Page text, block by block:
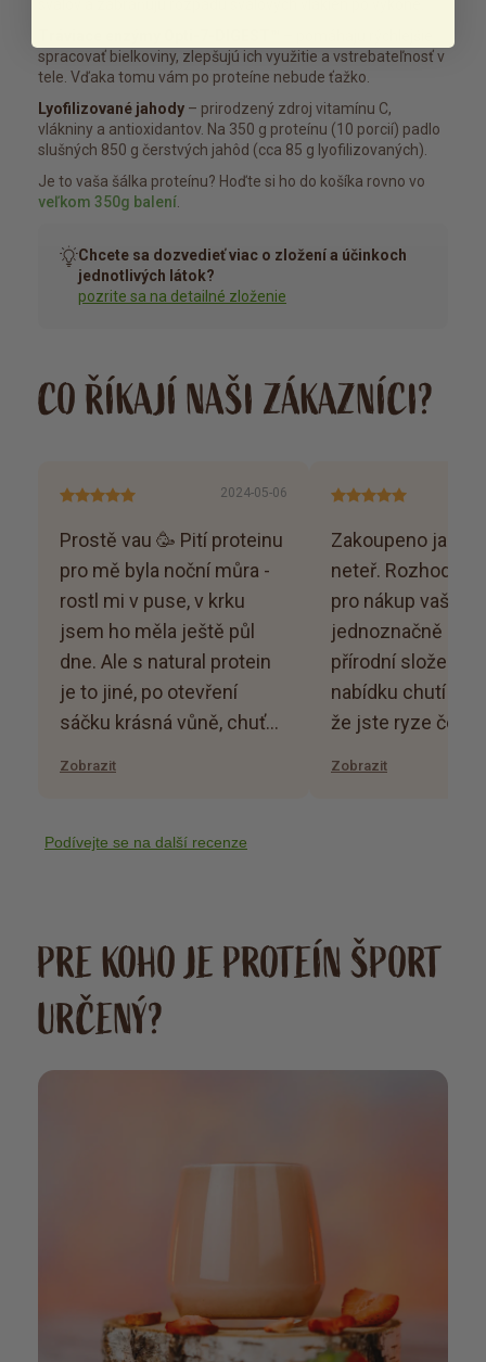
spracovať bielkoviny, zlepšujú ich využitie a vstrebateľnosť v
tele. Vďaka tomu vám po proteíne nebude ťažko.
Lyofilizované jahody – prirodzený zdroj vitamínu C,
vlákniny a antioxidantov. Na 350 g proteínu (10 porcií) padlo
slušných 850 g čerstvých jahôd (cca 85 g lyofilizovaných).
Je to vaša šálka proteínu? Hoďte si ho do košíka rovno vo
veľkom 350g balení.
Chcete sa dozvedieť viac o zložení a účinkoch
jednotlivých látok?
pozrite sa na detailné zloženie
CO ŘÍKAJÍ NAŠI ZÁKAZNÍCI?
2024-05-06
Prostě vau 🥳 Pití proteinu
pro mě byla noční můra -
rostl mi v puse, v krku
jsem ho měla ještě půl
dne. Ale s natural protein
je to jiné, po otevření
sáčku krásná vůně, chuť
kokteil 👌 Ochutnala jsem
doporučuji každému, kdo
má pocit, že protein je
nepoživatelné cosi. Teď
Zobrazit
Zakoupeno jako
neteř. Rozhodla
pro nákup vašich
jednoznačně pro
přírodní složení,
nabídku chutí a
že jste ryze
Zobrazit
Podívejte se na další recenze
PRE KOHO JE PROTEÍN ŠPORT
URČENÝ?